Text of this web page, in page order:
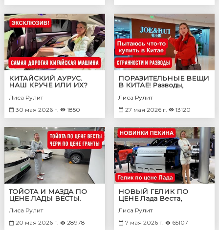
КИТАЙСКИЙ АУРУС.
НАШ КРУЧЕ ИЛИ ИХ?
Лиса Рулит
30 мая 2026 г.
1850
ПОРАЗИТЕЛЬНЫЕ ВЕЩИ
В КИТАЕ! Разводы,
жизнь китайцев. Цены,
еда и тд.
Лиса Рулит
27 мая 2026 г.
13120
ТОЙОТА И МАЗДА ПО
ЦЕНЕ ЛАДЫ ВЕСТЫ.
Лиса Рулит
20 мая 2026 г.
28978
НОВЫЙ ГЕЛИК ПО
ЦЕНЕ Лада Веста,
Land Rover, новый Lixiang,
Mercedes…
Лиса Рулит
7 мая 2026 г.
65107